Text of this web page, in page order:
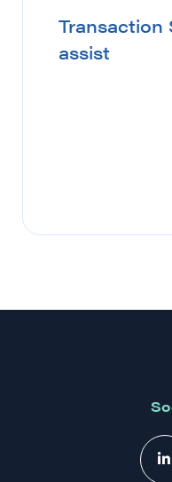
Transaction
assist